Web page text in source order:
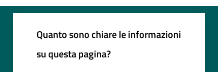
Quanto sono chiare le informazioni
su questa pagina?